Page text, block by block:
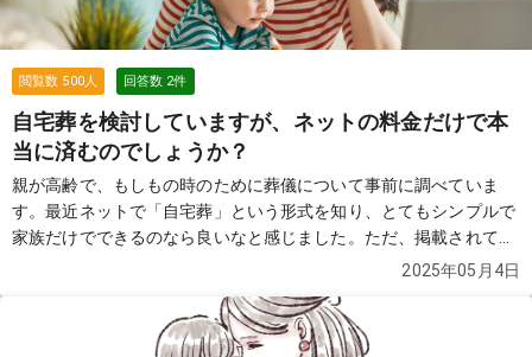
閲覧数 500人 回答数 2件
自宅葬を検討していますが、ネットの料金だけで本
当に済むのでしょうか？
親が高齢で、もしもの時のために葬儀について事前に調べていま
す。最近ネットで「自宅葬」という形式を知り、とてもシンプルで
家族だけでできるのなら良いなと感じました。ただ、掲載されてい
る費用が本当にすべて含まれているのか不安です。たとえば火葬場
のでしょうか。また、お坊さんがいない場合の対応や、何か必要な
備えがあれば教えていただきたいです。ちなみに、東京都足立区在
2025年05月4日